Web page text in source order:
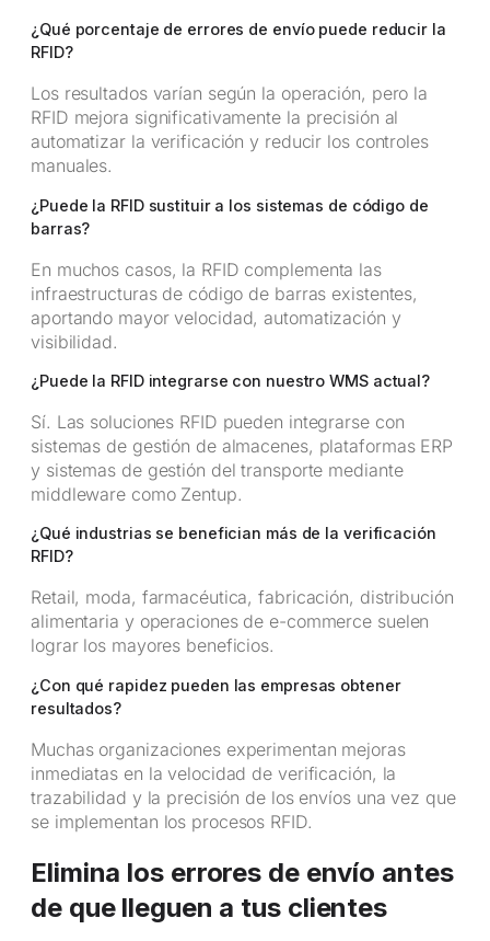
¿Qué porcentaje de errores de envío puede reducir la
RFID?
Los resultados varían según la operación, pero la
RFID mejora significativamente la precisión al
automatizar la verificación y reducir los controles
manuales.
¿Puede la RFID sustituir a los sistemas de código de
barras?
En muchos casos, la RFID complementa las
infraestructuras de código de barras existentes,
aportando mayor velocidad, automatización y
visibilidad.
¿Puede la RFID integrarse con nuestro WMS actual?
Sí. Las soluciones RFID pueden integrarse con
sistemas de gestión de almacenes, plataformas ERP
y sistemas de gestión del transporte mediante
middleware como Zentup.
¿Qué industrias se benefician más de la verificación
RFID?
Retail, moda, farmacéutica, fabricación, distribución
alimentaria y operaciones de e-commerce suelen
lograr los mayores beneficios.
¿Con qué rapidez pueden las empresas obtener
resultados?
Muchas organizaciones experimentan mejoras
inmediatas en la velocidad de verificación, la
trazabilidad y la precisión de los envíos una vez que
se implementan los procesos RFID.
Elimina los errores de envío antes
de que lleguen a tus clientes